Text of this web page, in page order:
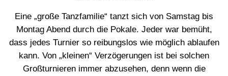
Eine „große Tanzfamilie“ tanzt sich von Samstag bis
Montag Abend durch die Pokale. Jeder war bemüht,
dass jedes Turnier so reibungslos wie möglich ablaufen
kann. Von „kleinen“ Verzögerungen ist bei solchen
Großturnieren immer abzusehen, denn wenn die